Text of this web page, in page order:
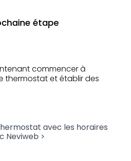
étape
commencer à
thermostat et établir des
avec les horaires
Neviweb >